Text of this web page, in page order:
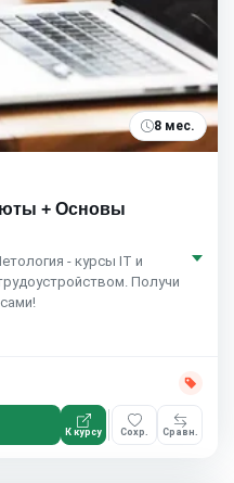
8 мес.
+ Основы
- курсы IT и
Получи
К курсу Сохр. Сравн.